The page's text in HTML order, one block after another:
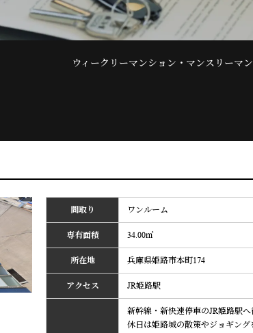
ウィークリーマンション・マンスリーマ
間取り ワンルーム
専有面積 34.00㎡
所在地 兵庫県姫路市本町174
アクセス JR姫路駅
新幹線・新快速停車のJR姫路駅へ
休日は姫路城の散策やジョギング